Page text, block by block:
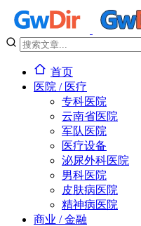
首页
医院 / 医疗
专科医院
云南省医院
军队医院
医疗设备
泌尿外科医院
男科医院
皮肤病医院
精神病医院
商业 / 金融